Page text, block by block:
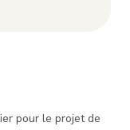
pour le projet de